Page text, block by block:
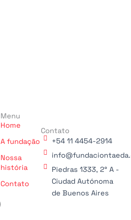
Menu
Home
A fundação
Nossa
história
Contato
Contato
+54 11 4454-2914
Piedras 1333, 2° A -
Ciudad Autónoma
de Buenos Aires